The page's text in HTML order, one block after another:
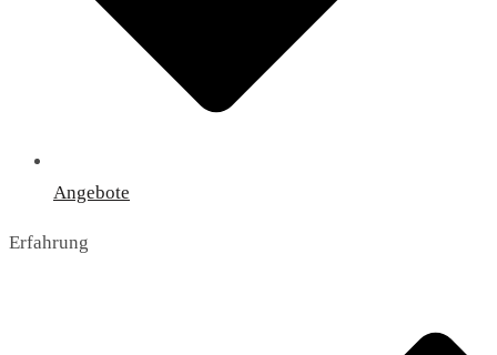
Angebote
Erfahrung